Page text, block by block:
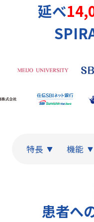
延べ
特長 機能
患者へ